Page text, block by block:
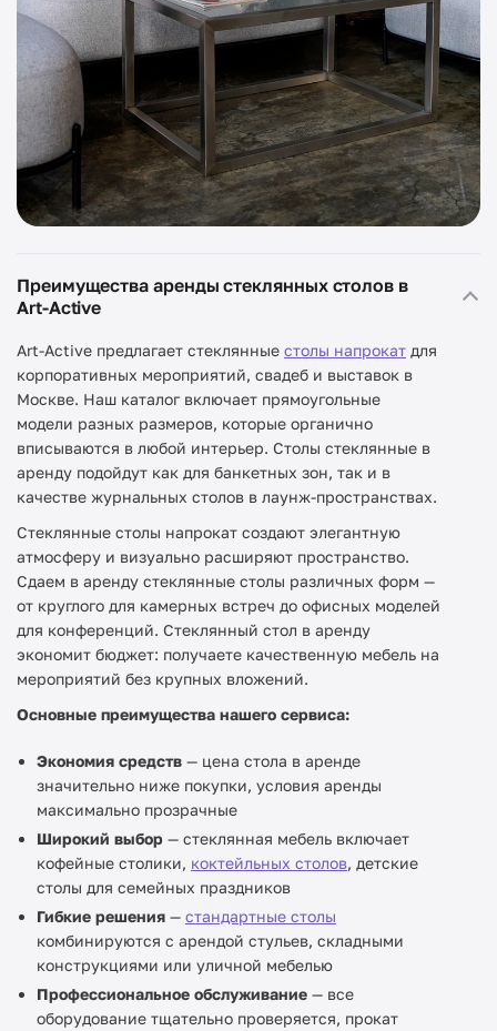
Преимущества аренды стеклянных столов в
Art-Active
Art-Active предлагает стеклянные столы напрокат для
корпоративных мероприятий, свадеб и выставок в
Москве. Наш каталог включает прямоугольные
модели разных размеров, которые органично
вписываются в любой интерьер. Столы стеклянные в
аренду подойдут как для банкетных зон, так и в
качестве журнальных столов в лаунж-пространствах.
Стеклянные столы напрокат создают элегантную
атмосферу и визуально расширяют пространство.
Сдаем в аренду стеклянные столы различных форм —
от круглого для камерных встреч до офисных моделей
для конференций. Стеклянный стол в аренду
экономит бюджет: получаете качественную мебель на
мероприятий без крупных вложений.
Основные преимущества нашего сервиса:
Экономия средств — цена стола в аренде
значительно ниже покупки, условия аренды
максимально прозрачные
Широкий выбор — стеклянная мебель включает
кофейные столики, коктейльных столов, детские
столы для семейных праздников
Гибкие решения — стандартные столы
комбинируются с арендой стульев, складными
конструкциями или уличной мебелью
Профессиональное обслуживание — все
оборудование тщательно проверяется, прокат